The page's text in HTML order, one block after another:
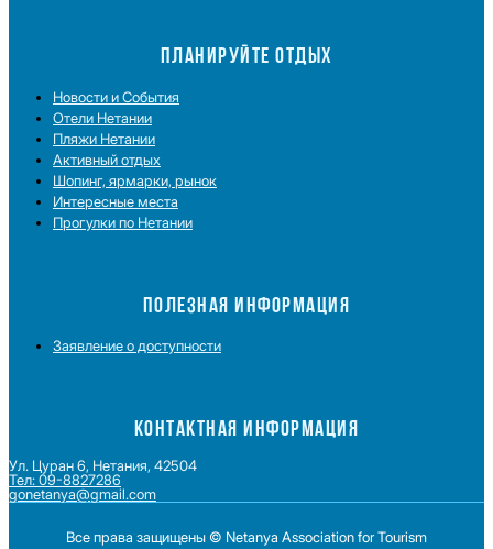
ПЛАНИРУЙТЕ ОТДЫХ
Новости и Cобытия
Отели Нетании
Пляжи Нетании
Активный отдых
Шопинг, ярмарки, рынок
Интересные места
Прогулки по Нетании
ПОЛЕЗНАЯ ИНФОРМАЦИЯ
Заявление о доступности
КОНТАКТНАЯ ИНФОРМАЦИЯ
Ул. Цуран 6, Нетания, 42504
Тел: 09-8827286
gonetanya@gmail.com
Все права защищены © Netanya Association for Tourism